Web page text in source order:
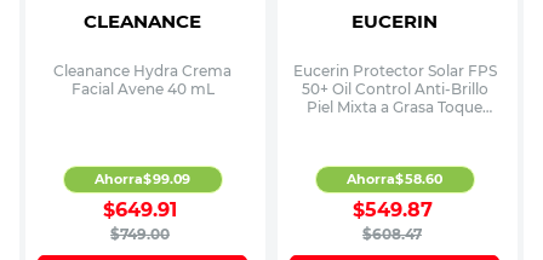
CLEANANCE
Cleanance Hydra Crema
Facial Avene 40 mL
$749.00
$649.91
Ahorra$99.09
EUCERIN
Eucerin Protector Solar FPS
50+ Oil Control Anti-Brillo
Piel Mixta a Grasa Toque
$608.47
$549.87
Ahorra$58.60